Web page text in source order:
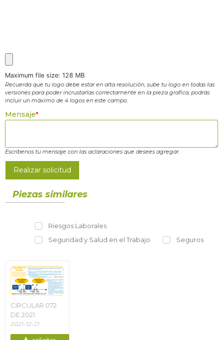
Maximum file size: 128 MB
Recuerda que tu logo debe estar en alta resolución, sube tu logo en todas las
versiones para poder incrustarlas correctamente en la pieza grafica, podrás
incluir un máximo de 4 logos en este campo.
Mensaje*
Escríbenos tu mensaje con las aclaraciones que desees agregar.
Realizar solicitud
Piezas similares
Riesgos Laborales
Seguridad y Salud en el Trabajo
Seguros
CIRCULAR 072
DE 2021
2021-12-21